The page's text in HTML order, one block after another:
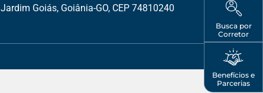
Busca por
Corretor
Benefícios e
Parcerias
Jardim Goiás, Goiânia-GO, CEP 74810240